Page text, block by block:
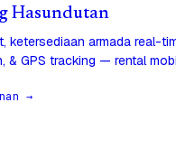
Hasundutan
ketersediaan armada real-
& GPS tracking — rental
→